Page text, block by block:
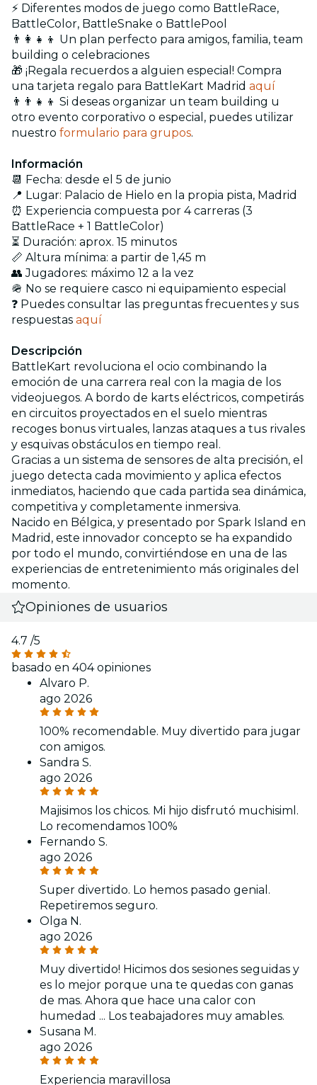
⚡ Diferentes modos de juego como BattleRace,
BattleColor, BattleSnake o BattlePool
👨‍👩‍👧‍👦 Un plan perfecto para amigos, familia, team
building o celebraciones
🎁 ¡Regala recuerdos a alguien especial! Compra
una tarjeta regalo para BattleKart Madrid aquí
👨‍👨‍👧‍👦 Si deseas organizar un team building u
otro evento corporativo o especial, puedes utilizar
nuestro formulario para grupos.
Información
📆 Fecha: desde el 5 de junio
📍 Lugar: Palacio de Hielo en la propia pista, Madrid
⏰ Experiencia compuesta por 4 carreras (3
BattleRace + 1 BattleColor)
⏳ Duración: aprox. 15 minutos
📏 Altura mínima: a partir de 1,45 m
👥 Jugadores: máximo 12 a la vez
🪖 No se requiere casco ni equipamiento especial
❓ Puedes consultar las preguntas frecuentes y sus
respuestas aquí
Descripción
BattleKart revoluciona el ocio combinando la
emoción de una carrera real con la magia de los
videojuegos. A bordo de karts eléctricos, competirás
en circuitos proyectados en el suelo mientras
recoges bonus virtuales, lanzas ataques a tus rivales
y esquivas obstáculos en tiempo real.
Gracias a un sistema de sensores de alta precisión, el
juego detecta cada movimiento y aplica efectos
inmediatos, haciendo que cada partida sea dinámica,
competitiva y completamente inmersiva.
Nacido en Bélgica, y presentado por Spark Island en
Madrid, este innovador concepto se ha expandido
por todo el mundo, convirtiéndose en una de las
experiencias de entretenimiento más originales del
momento.
Opiniones de usuarios
4.7 /5
basado en 404 opiniones
Alvaro P.
ago 2026
100% recomendable. Muy divertido para jugar
con amigos.
Sandra S.
ago 2026
Majisimos los chicos. Mi hijo disfrutó muchisiml.
Lo recomendamos 100%
Fernando S.
ago 2026
Super divertido. Lo hemos pasado genial.
Repetiremos seguro.
Olga N.
ago 2026
Muy divertido! Hicimos dos sesiones seguidas y
es lo mejor porque una te quedas con ganas
de mas. Ahora que hace una calor con
humedad ... Los teabajadores muy amables.
Susana M.
ago 2026
Experiencia maravillosa